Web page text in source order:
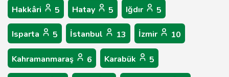
Hakkâri 5 Hatay 5 Iğdır 5
Isparta 5 İstanbul 13 İzmir 10
Kahramanmaraş 6 Karabük 5